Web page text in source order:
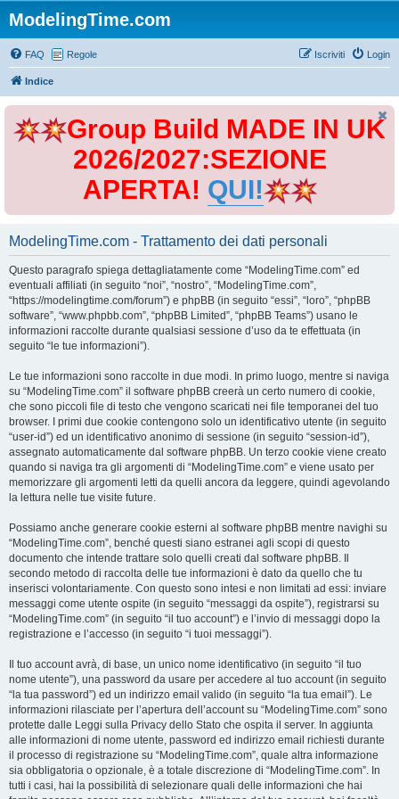
ModelingTime.com
FAQ Regole Login
Iscriviti
Indice
Group Build MADE IN UK
2026/2027:SEZIONE
APERTA! QUI!
ModelingTime.com - Trattamento dei dati personali
Questo paragrafo spiega dettagliatamente come “ModelingTime.com” ed
eventuali affiliati (in seguito “noi”, “nostro”, “ModelingTime.com”,
“https://modelingtime.com/forum”) e phpBB (in seguito “essi”, “loro”, “phpBB
software”, “www.phpbb.com”, “phpBB Limited”, “phpBB Teams”) usano le
informazioni raccolte durante qualsiasi sessione d’uso da te effettuata (in
seguito “le tue informazioni”).
Le tue informazioni sono raccolte in due modi. In primo luogo, mentre si naviga
su “ModelingTime.com” il software phpBB creerà un certo numero di cookie,
che sono piccoli file di testo che vengono scaricati nei file temporanei del tuo
browser. I primi due cookie contengono solo un identificativo utente (in seguito
“user-id”) ed un identificativo anonimo di sessione (in seguito “session-id”),
assegnato automaticamente dal software phpBB. Un terzo cookie viene creato
quando si naviga tra gli argomenti di “ModelingTime.com” e viene usato per
memorizzare gli argomenti letti da quelli ancora da leggere, quindi agevolando
la lettura nelle tue visite future.
Possiamo anche generare cookie esterni al software phpBB mentre navighi su
“ModelingTime.com”, benché questi siano estranei agli scopi di questo
documento che intende trattare solo quelli creati dal software phpBB. Il
secondo metodo di raccolta delle tue informazioni è dato da quello che tu
inserisci volontariamente. Con questo sono intesi e non limitati ad essi: inviare
messaggi come utente ospite (in seguito “messaggi da ospite”), registrarsi su
“ModelingTime.com” (in seguito “il tuo account”) e l’invio di messaggi dopo la
registrazione e l’accesso (in seguito “i tuoi messaggi”).
Il tuo account avrà, di base, un unico nome identificativo (in seguito “il tuo
nome utente”), una password da usare per accedere al tuo account (in seguito
“la tua password”) ed un indirizzo email valido (in seguito “la tua email”). Le
informazioni rilasciate per l’apertura dell’account su “ModelingTime.com” sono
protette dalle Leggi sulla Privacy dello Stato che ospita il server. In aggiunta
alle informazioni di nome utente, password ed indirizzo email richiesti durante
il processo di registrazione su “ModelingTime.com”, quale altra informazione
sia obbligatoria o opzionale, è a totale discrezione di “ModelingTime.com”. In
tutti i casi, hai la possibilità di selezionare quali delle informazioni che hai